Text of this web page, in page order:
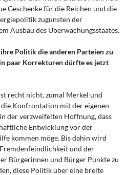
Geschenke für die Reichen und die
zugunsten der
Ausbau des Überwachungsstaates.
Politik die anderen Parteien zu
paar Korrekturen dürfte es jetzt
recht nicht, zumal Merkel und
Konfrontation mit der eigenen
der verzweifelten Hoffnung, dass
Entwicklung vor der
kommen möge. Bis dahin wird
und der
Bürgerinnen und Bürger Punkte zu
diese Politik über eine breite